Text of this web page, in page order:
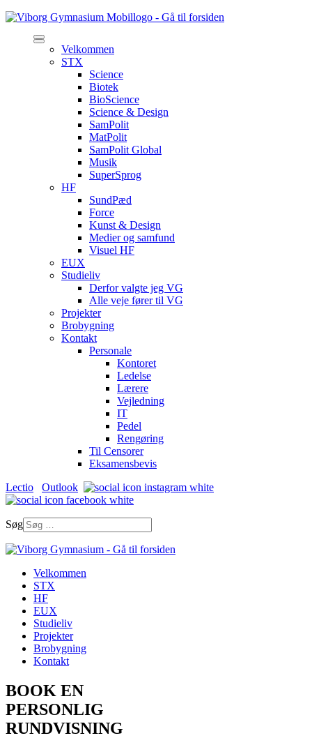
Velkommen
STX
Science
Biotek
BioScience
Science & Design
SamPolit
MatPolit
SamPolit Global
Musik
SuperSprog
HF
SundPæd
Force
Kunst & Design
Medier og samfund
Visuel HF
EUX
Studieliv
Derfor valgte jeg VG
Alle veje fører til VG
Projekter
Brobygning
Kontakt
Personale
Kontoret
Ledelse
Lærere
Vejledning
IT
Pedel
Rengøring
Til Censorer
Eksamensbevis
Lectio
Outlook
Søg
Velkommen
STX
HF
EUX
Studieliv
Projekter
Brobygning
Kontakt
BOOK EN
PERSONLIG
RUNDVISNING